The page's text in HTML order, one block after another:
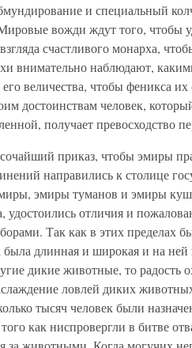
и специальный
вожди ждут того, чтобы
счастливого монарха,
внимательно наблюдают,
величества, чтобы феникса их
достоинствам человек,
получает превосходство
приказ, чтобы эмиры
направились к столице
эмиры туманов и эмиры
удостоились отличия и
Так как в этих пределах
была длинная и широкая и на
дикие животные, то радость
ловлей диких
тысяч человек были
как ниспровергли в битве